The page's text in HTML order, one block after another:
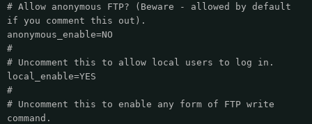
# Allow anonymous FTP? (Beware - allowed by default
if you comment this out).
anonymous_enable=NO
#
# Uncomment this to allow local users to log in.
local_enable=YES
#
# Uncomment this to enable any form of FTP write
command.